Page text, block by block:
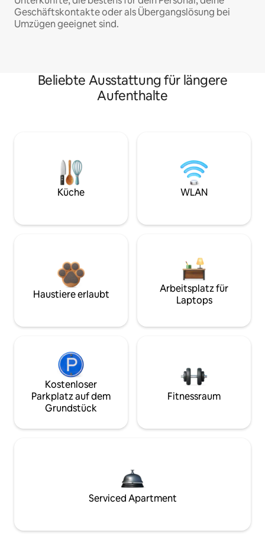
Geschäftskontakte oder als Übergangslösung bei
Umzügen geeignet sind.
Beliebte Ausstattung für längere
Aufenthalte
Küche WLAN
Haustiere erlaubt
Arbeitsplatz für
Laptops
Kostenloser
Parkplatz auf dem
Grundstück
Fitnessraum
Serviced Apartment